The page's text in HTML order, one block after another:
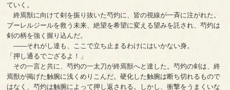
ていく。
終焉獣に向けて剣を振り抜いた芍灼に、皆の視線が一斉に注がれた。
プーレルジールを救う未来、絶望を希望に変える望みを託され、芍灼は
剣の柄を強く握り込んだ。
――それがし達も、ここで立ち止まるわけにはいかない身。
「押し通るでござるよ！」
その一言と共に、芍灼の一太刀が終焉獣へと達した。芍灼の剣は、終
焉獣が掲げた触腕に浅くめりこんだ。硬化した触腕は断ち切れるもので
はなく、芍灼は触腕によって押し返される。しかし、衝撃をうまくいな